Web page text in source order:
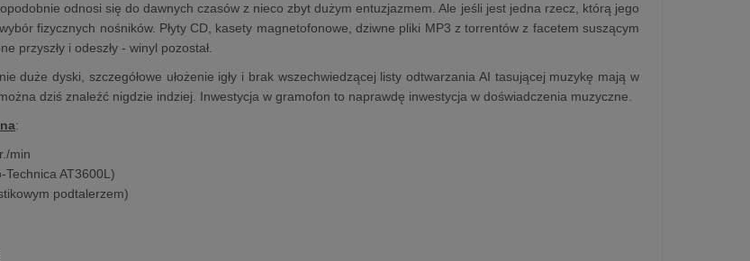
odnosi się do dawnych czasów z nieco zbyt dużym entuzjazmem. Ale jeśli jest jedna rzecz, którą jego
fizycznych nośników. Płyty CD, kasety magnetofonowe, dziwne pliki MP3 z torrentów z facetem suszącym
przyszły i odeszły - winyl pozostał.
duże dyski, szczegółowe ułożenie igły i brak wszechwiedzącej listy odtwarzania AI tasującej muzykę mają w
dziś znaleźć nigdzie indziej. Inwestycja w gramofon to naprawdę inwestycja w doświadczenia muzyczne.
:
min
Technica AT3600L)
podtalerzem)